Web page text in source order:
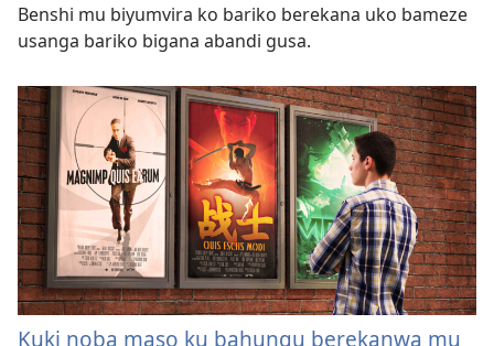
Benshi mu biyumvira ko bariko berekana uko bameze
usanga bariko bigana abandi gusa.
Kuki noba maso ku bahungu berekanwa mu